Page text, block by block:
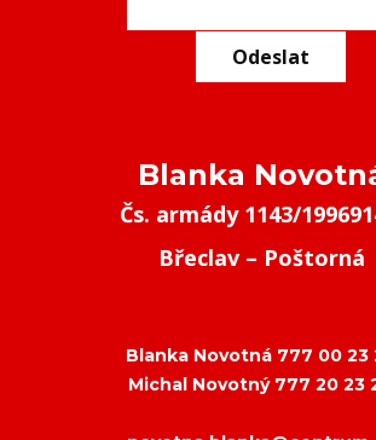
Odeslat
Blanka
Čs. armády 1143/
Břeclav – Poštorná
Blanka Novotná 777 00 23
Michal Novotný 777 20 23